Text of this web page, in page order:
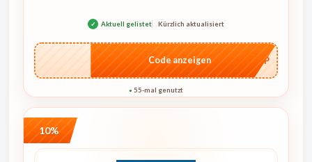
✓ Aktuell gelistet Kürzlich aktualisiert
…SHOP
Code anzeigen
● 55-mal genutzt
10%